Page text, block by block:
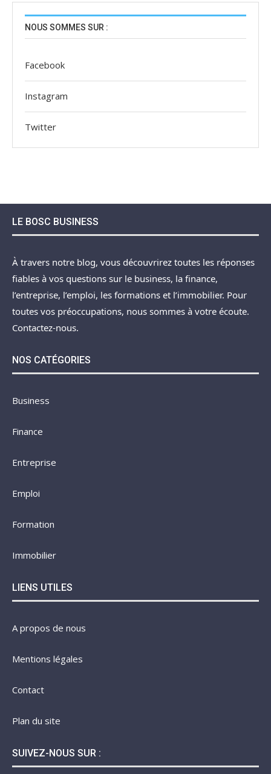
NOUS SOMMES SUR :
Facebook
Instagram
Twitter
LE BOSC BUSINESS
À travers notre blog, vous découvrirez toutes les réponses
fiables à vos questions sur le business, la finance,
l’entreprise, l’emploi, les formations et l’immobilier. Pour
toutes vos préoccupations, nous sommes à votre écoute.
Contactez-nous.
NOS CATÉGORIES
Business
Finance
Entreprise
Emploi
Formation
Immobilier
LIENS UTILES
A propos de nous
Mentions légales
Contact
Plan du site
SUIVEZ-NOUS SUR :